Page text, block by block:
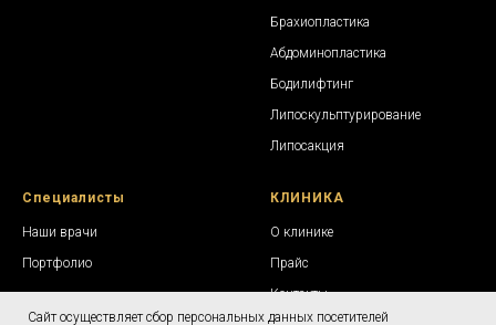
Сайт осуществляет сбор персональных данных посетителей
Брахиопластика
Абдоминопластика
Бодилифтинг
Липоскульптурирование
Липосакция
Специалисты
Наши врачи
Портфолио
КЛИНИКА
О клинике
Прайс
Контакты